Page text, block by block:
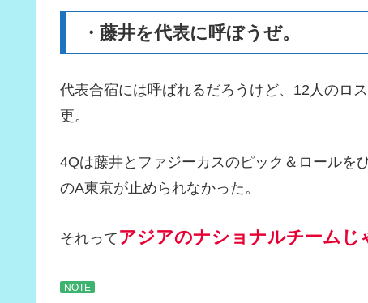
・藤井を代表に呼ぼうぜ。
代表合宿には呼ばれるだろうけど、12人のロ
更。
4Qは藤井とファジーカスのピック＆ロールを
のA東京が止められなかった。
それって アジアのナショナルチームじ
NOTE